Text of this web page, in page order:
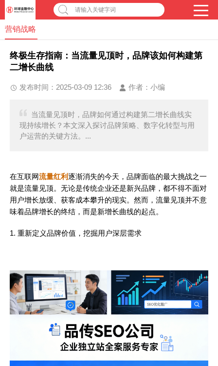
请输入关键字词
营销战略
终极生存指南：当流量见顶时，品牌该如何构建第
二增长曲线
发布时间：2025-03-09 12:36 作者： 小编
当流量见顶时，品牌如何通过构建第二增长曲线实
现持续增长？本文深入探讨品牌策略、数字化转型与用
户运营的关键方法。...
在互联网流量红利逐渐消失的今天，品牌面临的最大挑战之一
就是流量见顶。无论是传统企业还是新兴品牌，都不得不面对
用户增长放缓、获客成本攀升的现实。然而，流量见顶并不意
味着品牌增长的终结，而是新增长曲线的起点。
1. 重新定义品牌价值，挖掘用户深层需求